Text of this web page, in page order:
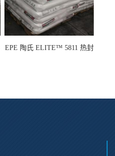
EPE 陶氏 ELITE™ 5811 热封